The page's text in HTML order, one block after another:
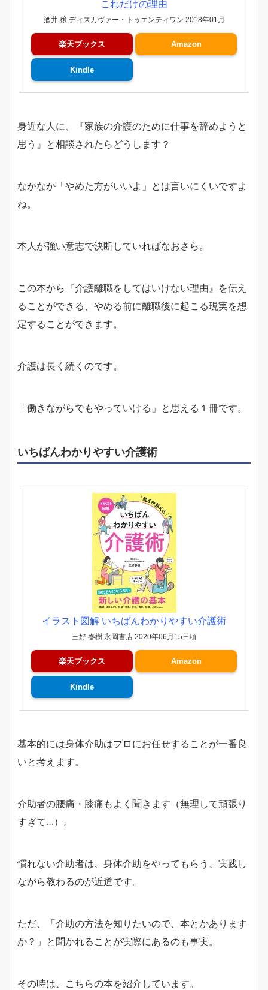
これだけの理由
酒井 穣 ディスカヴァー・トゥエンティワン 2018年01月
楽天ブックス Amazon
Kindle
身近な人に、『家族の介護のために仕事を辞めようと
思う』と相談されたらどうします？
なかなか「やめた方がいいよ」とは言いにくいですよ
ね。
本人が強い意志で決断していればなおさら。
この本から『介護離職をしてはいけない理由』を伝え
ることができる、やめる前に離職後に起こる現実を想
定することができます。
介護は長く続くのです。
「働きながらでもやっていける」と思える１冊です。
いちばんわかりやすい介護術
イラスト図解 いちばんわかりやすい介護術
三好 春樹 永岡書店 2020年06月15日頃
楽天ブックス Amazon
Kindle
基本的には身体介助はプロにお任せすることが一番良
いと考えます。
介助者の腰痛・膝痛もよく聞きます（無理して頑張り
すぎて…）。
慣れない介助者は、身体介助をやってもらう、実践し
ながら教わるのが近道です。
ただ、「介助の方法を知りたいので、本とかあります
か？」と聞かれることが実際にあるのも事実。
その時は、こちらの本を紹介しています。